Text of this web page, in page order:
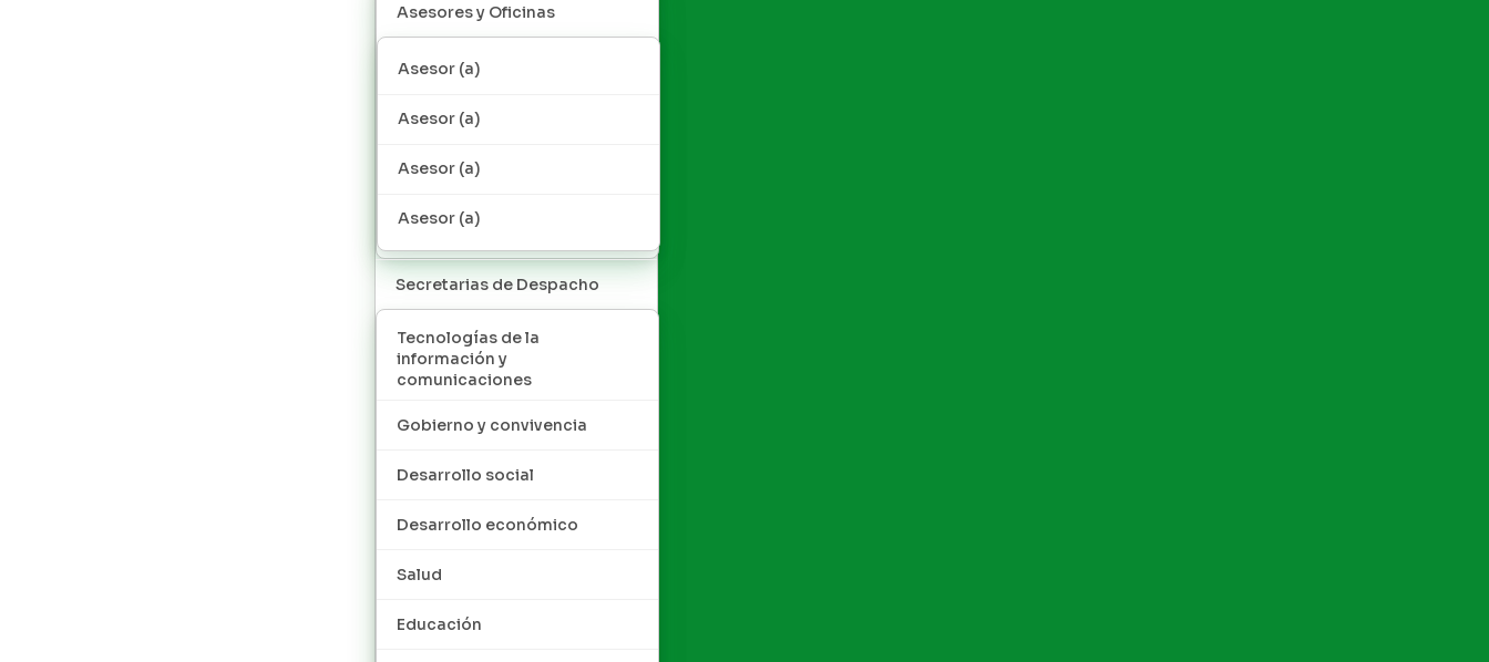
Asesores y Oficinas
Asesor (a)
Asesor (a)
Asesor (a)
Asesor (a)
Secretarias de Despacho
Tecnologías de la
información y
comunicaciones
Gobierno y convivencia
Desarrollo social
Desarrollo económico
Salud
Educación